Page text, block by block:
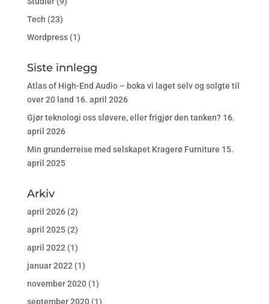
Tech (23)
Wordpress(1)
Siste innlegg
Atlas of High-End Audio – boka vi laget selv og solgte til
over 20 land 16. april 2026
Gjør teknologi oss sløvere, eller frigjør den tanken? 16.
april 2026
Min grunderreise med selskapet Kragerø Furniture 15.
april 2025
Arkiv
april 2026(2)
april 2025(2)
april 2022 (1)
januar 2022 (1)
november 2020(1)
september 2020(1)